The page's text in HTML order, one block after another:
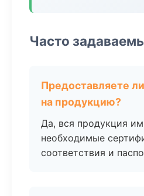
Часто
Предоставляете
на продукцию?
Да, вся продукция
необходимые
соответствия и